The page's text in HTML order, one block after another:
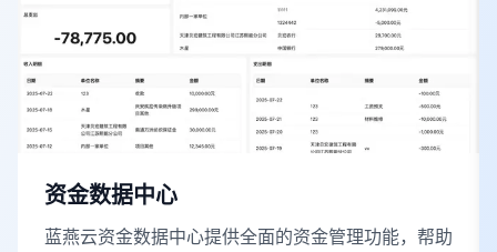
资金数据中心
蓝燕云资金数据中心提供全面的资金管理功能，帮助